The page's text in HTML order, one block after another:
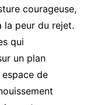
courageuse,
peur du rejet.
qui
un plan
de